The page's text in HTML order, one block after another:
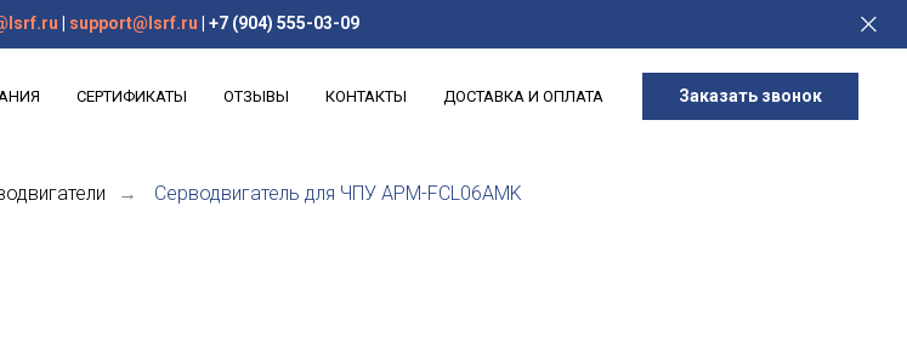
support@lsrf.ru +7 (904) 555-03-09
СЕРТИФИКАТЫ ОТЗЫВЫ КОНТАКТЫ ДОСТАВКА И ОПЛАТА Заказать звонок
→ Серводвигатель для ЧПУ APM-FСL06AMK